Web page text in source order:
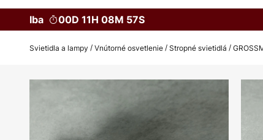
Iba 00D 11H 08M 56S
Svietidla a lampy Vnútorné osvetlenie Stropné svietidlá